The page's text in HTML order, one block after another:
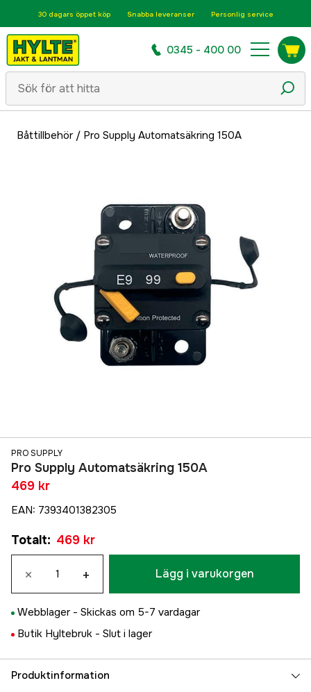
30 dagars öppet köp Snabba leveranser Personlig service
0345 - 400 00
Båttillbehör/ Pro Supply Automatsäkring 150A
PRO SUPPLY
Pro Supply Automatsäkring 150A
469 kr
EAN: 7393401382305
Totalt: 469 kr
× + Lägg i varukorgen
Webblager - Skickas om 5-7 vardagar
Butik Hyltebruk - Slut i lager
Produktinformation